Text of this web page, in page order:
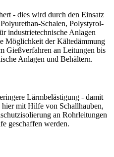
- dies wird durch den Einsatz
Schalen, Polystyrol-
industrietechnische Anlagen
Möglichkeit der Kältedämmung
Gießverfahren an Leitungen bis
Anlagen und Behältern.
Lärmbelästigung - damit
mit Hilfe von Schallhauben,
an Rohrleitungen
geschaffen werden.